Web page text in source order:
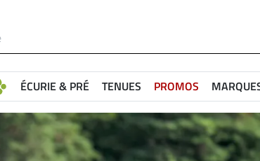
ÉCURIE & PRÉ TENUES PROMOS